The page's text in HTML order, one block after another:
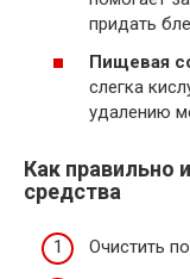
придать
Пищевая
слегка
удалению
Как правильно
средства
Очистить